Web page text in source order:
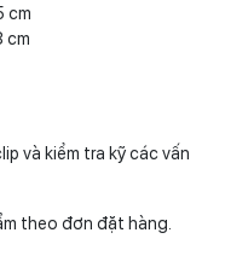
cm
cm
và kiểm tra kỹ các vấn
theo đơn đặt hàng.